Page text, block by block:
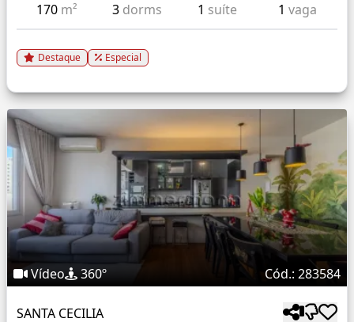
170 m² 3 dorms 1 suíte 1 vaga
Destaque Especial
Vídeo 360º Cód.: 283584
SANTA CECILIA